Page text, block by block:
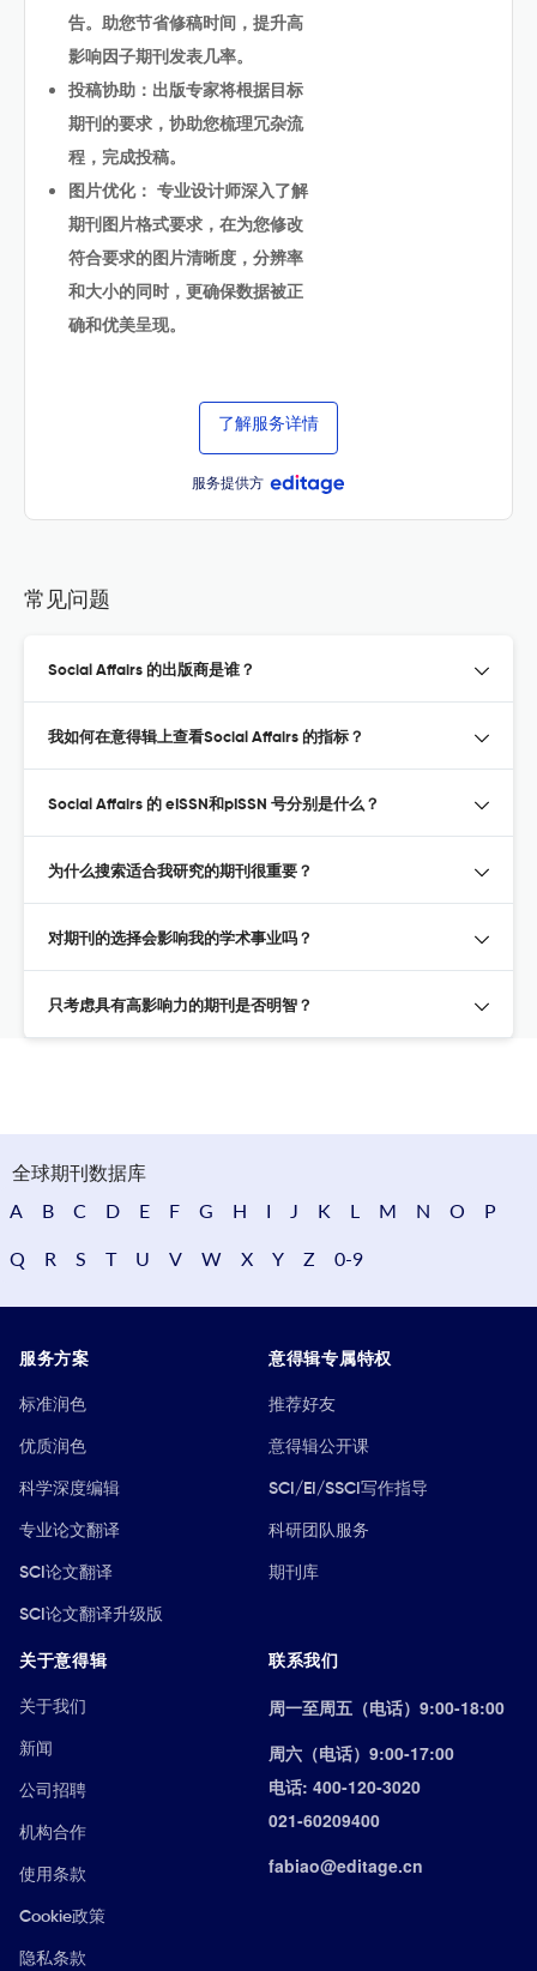
告。助您节省修稿时间，提升高
影响因子期刊发表几率。
投稿协助：出版专家将根据目标
期刊的要求，协助您梳理冗杂流
程，完成投稿。
图片优化： 专业设计师深入了解
期刊图片格式要求，在为您修改
符合要求的图片清晰度，分辨率
和大小的同时，更确保数据被正
确和优美呈现。
了解服务详情
服务提供方
常见问题
Social Affairs 的出版商是谁？
我如何在意得辑上查看Social Affairs 的指标？
Social Affairs 的 eISSN和pISSN 号分别是什么？
为什么搜索适合我研究的期刊很重要？
对期刊的选择会影响我的学术事业吗？
只考虑具有高影响力的期刊是否明智？
全球期刊数据库
A
B C D E F G H I J K L M N O P
Q R S T U V W X Y Z 0-9